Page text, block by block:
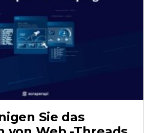
Sie das